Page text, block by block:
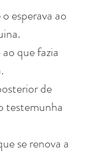
esperava ao
que fazia
de
testemunha
se renova a